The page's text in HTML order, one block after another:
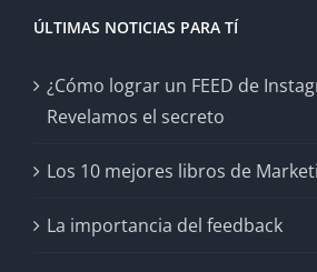
ÚLTIMAS NOTICIAS PARA TÍ
¿Cómo lograr un FEED de
Revelamos el secreto
Los 10 mejores libros de
La importancia del feedback